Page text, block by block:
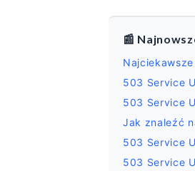
📰
503 Service
503 Service
Jak znaleźć
503 Service
503 Service